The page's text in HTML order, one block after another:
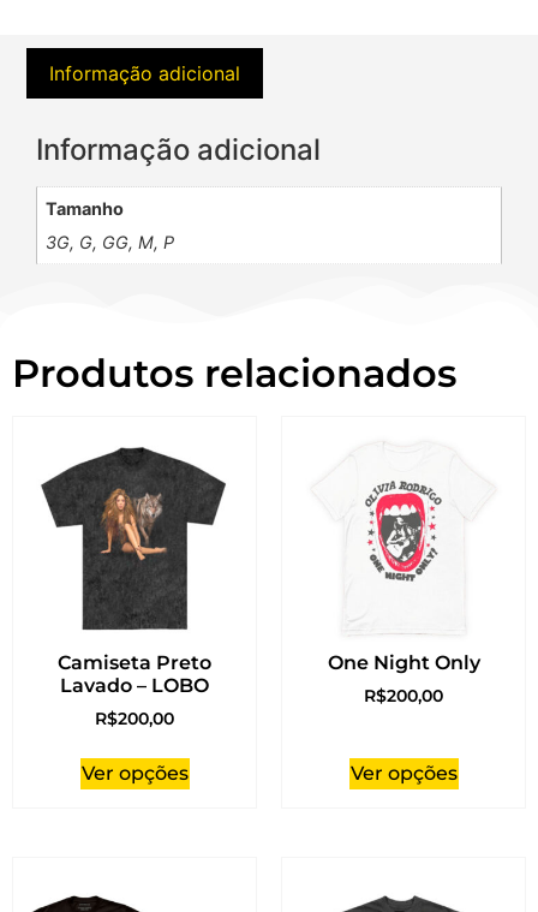
Informação adicional
Informação adicional
Tamanho
3G, G, GG, M, P
Produtos relacionados
Camiseta Preto
Lavado – LOBO
R$200,00
Ver opções
One Night Only
R$200,00
Ver opções